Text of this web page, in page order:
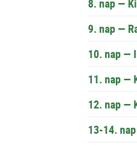
8. nap —
9. nap —
10. nap —
11. nap —
12. nap —
13-14.